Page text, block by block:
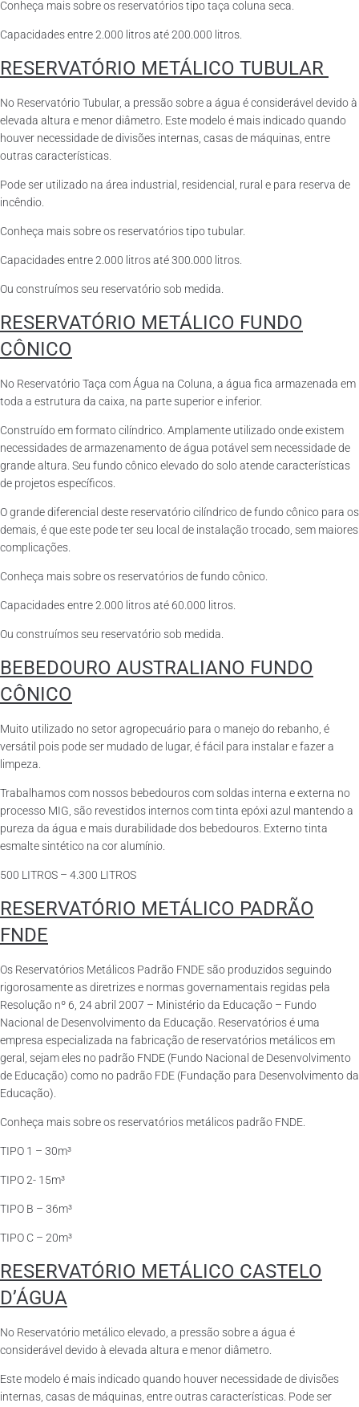
Conheça mais sobre os reservatórios tipo taça coluna seca.
Capacidades entre 2.000 litros até 200.000 litros.
RESERVATÓRIO METÁLICO TUBULAR
No Reservatório Tubular, a pressão sobre a água é considerável devido à
elevada altura e menor diâmetro. Este modelo é mais indicado quando
houver necessidade de divisões internas, casas de máquinas, entre
outras características.
Pode ser utilizado na área industrial, residencial, rural e para reserva de
incêndio.
Conheça mais sobre os reservatórios tipo tubular.
Capacidades entre 2.000 litros até 300.000 litros.
Ou construímos seu reservatório sob medida.
RESERVATÓRIO METÁLICO FUNDO
CÔNICO
No Reservatório Taça com Água na Coluna, a água fica armazenada em
toda a estrutura da caixa, na parte superior e inferior.
Construído em formato cilíndrico. Amplamente utilizado onde existem
necessidades de armazenamento de água potável sem necessidade de
grande altura. Seu fundo cônico elevado do solo atende características
de projetos específicos.
O grande diferencial deste reservatório cilíndrico de fundo cônico para os
demais, é que este pode ter seu local de instalação trocado, sem maiores
complicações.
Conheça mais sobre os reservatórios de fundo cônico.
Capacidades entre 2.000 litros até 60.000 litros.
Ou construímos seu reservatório sob medida.
BEBEDOURO AUSTRALIANO FUNDO
CÔNICO
Muito utilizado no setor agropecuário para o manejo do rebanho, é
versátil pois pode ser mudado de lugar, é fácil para instalar e fazer a
limpeza.
Trabalhamos com nossos bebedouros com soldas interna e externa no
processo MIG, são revestidos internos com tinta epóxi azul mantendo a
pureza da água e mais durabilidade dos bebedouros. Externo tinta
esmalte sintético na cor alumínio.
500 LITROS – 4.300 LITROS
RESERVATÓRIO METÁLICO PADRÃO
FNDE
Os Reservatórios Metálicos Padrão FNDE são produzidos seguindo
rigorosamente as diretrizes e normas governamentais regidas pela
Resolução nº 6, 24 abril 2007 – Ministério da Educação – Fundo
Nacional de Desenvolvimento da Educação. Reservatórios é uma
empresa especializada na fabricação de reservatórios metálicos em
geral, sejam eles no padrão FNDE (Fundo Nacional de Desenvolvimento
de Educação) como no padrão FDE (Fundação para Desenvolvimento da
Educação).
Conheça mais sobre os reservatórios metálicos padrão FNDE.
TIPO 1 – 30m³
TIPO 2- 15m³
TIPO B – 36m³
TIPO C – 20m³
RESERVATÓRIO METÁLICO CASTELO
D’ÁGUA
No Reservatório metálico elevado, a pressão sobre a água é
considerável devido à elevada altura e menor diâmetro.
Este modelo é mais indicado quando houver necessidade de divisões
internas, casas de máquinas, entre outras características. Pode ser